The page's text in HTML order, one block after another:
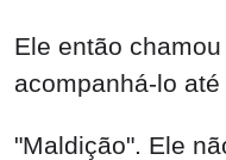
Ele então
acompanhá-lo
"Maldição". Ele